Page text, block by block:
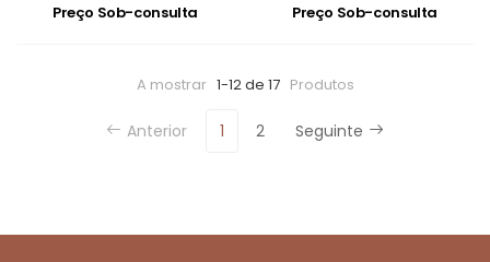
Preço Sob-consulta
Preço Sob-consulta
A mostrar 1-12 de 17 Produtos
Anterior 1 2 Seguinte